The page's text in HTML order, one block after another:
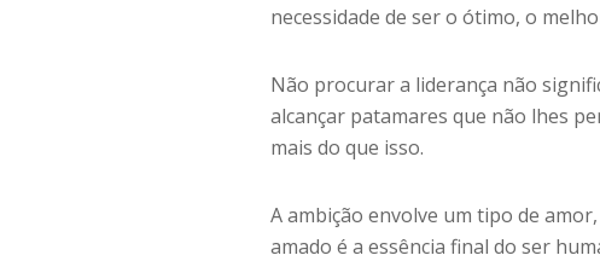
necessidade de ser o ótimo, o
Não procurar a liderança não
alcançar patamares que não lhes
mais do que isso.
A ambição envolve um tipo de
amado é a essência final do ser